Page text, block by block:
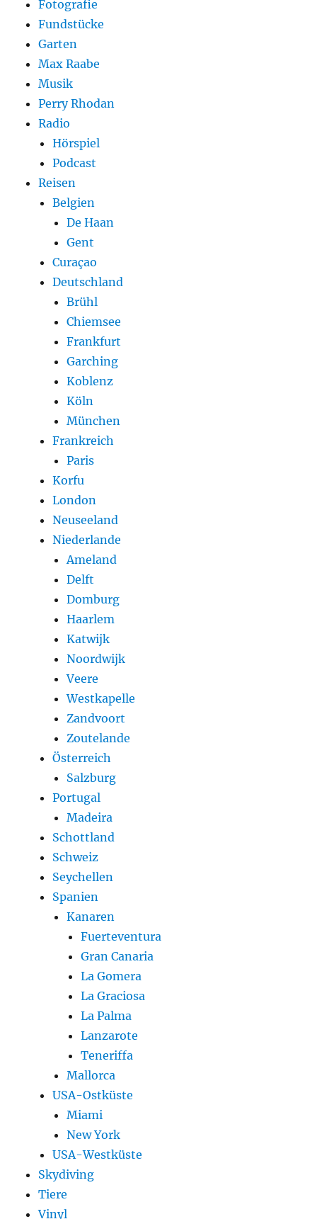
Fotografie
Fundstücke
Garten
Max Raabe
Musik
Perry Rhodan
Radio
Hörspiel
Podcast
Reisen
Belgien
De Haan
Gent
Curaçao
Deutschland
Brühl
Chiemsee
Frankfurt
Garching
Koblenz
Köln
München
Frankreich
Paris
Korfu
London
Neuseeland
Niederlande
Ameland
Delft
Domburg
Haarlem
Katwijk
Noordwijk
Veere
Westkapelle
Zandvoort
Zoutelande
Österreich
Salzburg
Portugal
Madeira
Schottland
Schweiz
Seychellen
Spanien
Kanaren
Fuerteventura
Gran Canaria
La Gomera
La Graciosa
La Palma
Lanzarote
Teneriffa
Mallorca
USA-Ostküste
Miami
New York
USA-Westküste
Skydiving
Tiere
Vinyl